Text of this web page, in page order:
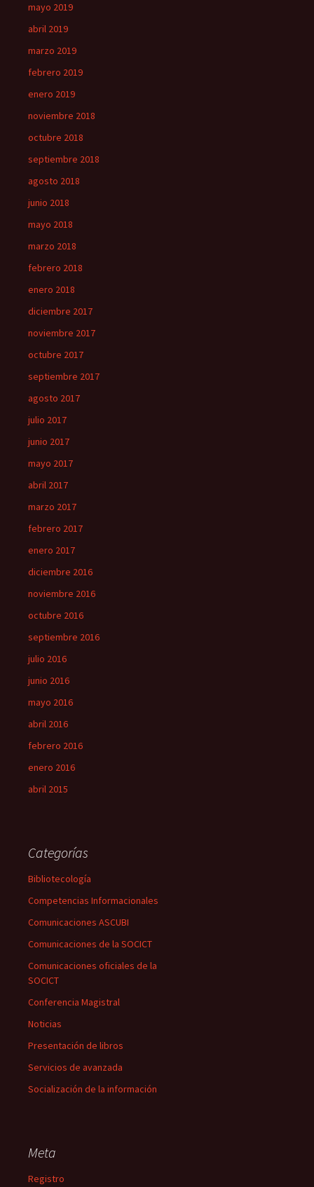
mayo 2019
abril 2019
marzo 2019
febrero 2019
enero 2019
noviembre 2018
octubre 2018
septiembre 2018
agosto 2018
junio 2018
mayo 2018
marzo 2018
febrero 2018
enero 2018
diciembre 2017
noviembre 2017
octubre 2017
septiembre 2017
agosto 2017
julio 2017
junio 2017
mayo 2017
abril 2017
marzo 2017
febrero 2017
enero 2017
diciembre 2016
noviembre 2016
octubre 2016
septiembre 2016
julio 2016
junio 2016
mayo 2016
abril 2016
febrero 2016
enero 2016
abril 2015
Categorías
Bibliotecología
Competencias Informacionales
Comunicaciones ASCUBI
Comunicaciones de la SOCICT
Comunicaciones oficiales de la
SOCICT
Conferencia Magistral
Noticias
Presentación de libros
Servicios de avanzada
Socialización de la información
Meta
Registro